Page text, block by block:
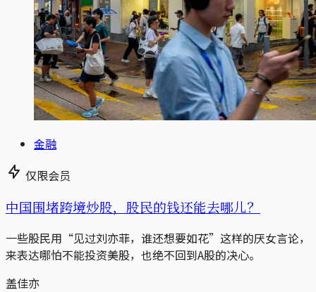
金融
仅限会员
中国围堵跨境炒股，股民的钱还能去哪儿？
一些股民用“见过刘亦菲，谁还想要如花”这样的厌女言论，
来表达哪怕不能投资美股，也绝不回到A股的决心。
盖佳亦